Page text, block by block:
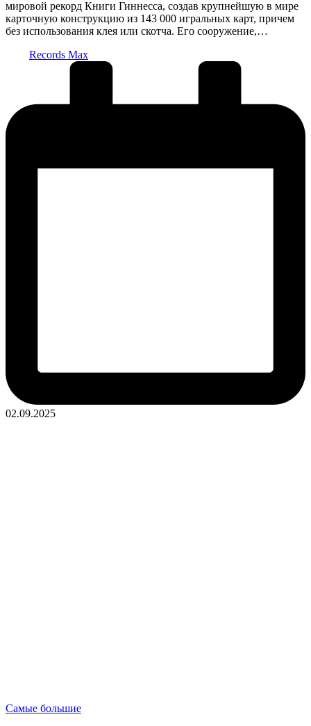
мировой рекорд Книги Гиннесса, создав крупнейшую в мире
карточную конструкцию из 143 000 игральных карт, причем
без использования клея или скотча. Его сооружение,…
Records Max
02.09.2025
Опубликовано
Самые большие